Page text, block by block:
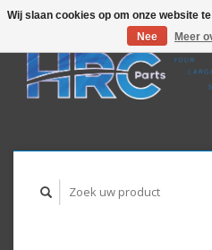
Wij slaan cookies op om onze website
Nee
Meer